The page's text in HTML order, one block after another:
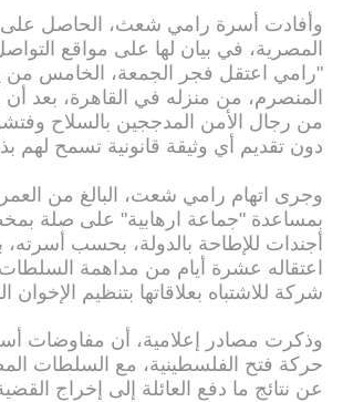
وأفادت أسرة رامي شعث، الحاصل على
المصرية، في بيان لها على مواقع
"رامي اعتقل فجر الجمعة، الخامس من
المنصرم، من منزله في القاهرة، بعد أن
من رجال الأمن المدججين بالسلاح
دون تقديم أي وثيقة قانونية تسمح لهم
بمساعدة "جماعة ارهابية" على صلة
أجندات للإطاحة بالدولة، بحسب
شركة للاشتباه بعلاقاتها بتنظيم الإخوان
وذكرت مصادر إعلامية، أن مفاوضات
حركة فتح الفلسطينية، مع السلطات
عن نتائج ما دفع العائلة إلى إخراج